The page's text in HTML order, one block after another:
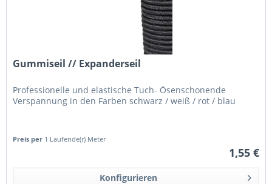
Gummiseil // Expanderseil
Professionelle und elastische Tuch- Ösenschonende
Verspannung in den Farben schwarz / weiß / rot / blau
Preis per 1 Laufende(r) Meter
1,55 €
Konfigurieren